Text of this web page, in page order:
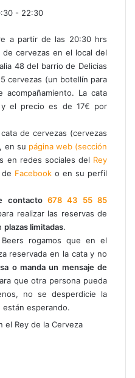
- 22:30
a partir de las 20:30 hrs
cervezas en el local del
48 del barrio de Delicias
cervezas (un botellín para
La cata
el precio es de 17€ por
de cervezas (cervezas
en su página web (sección
en redes sociales del Rey
Facebook o en su perfil
contacto 678 43 55 85
realizar las reservas de
plazas limitadas.
rogamos que en el
reservada en la cata y no
o manda un mensaje de
que otra persona pueda
no se desperdicie la
están esperando.